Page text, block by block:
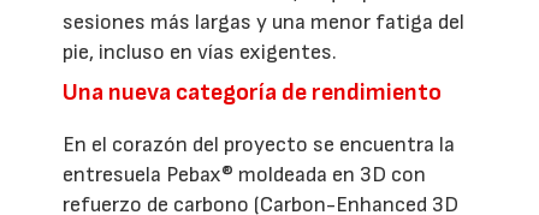
sesiones más largas y una menor fatiga del
pie, incluso en vías exigentes.
Una nueva categoría de rendimiento
En el corazón del proyecto se encuentra la
entresuela Pebax® moldeada en 3D con
refuerzo de carbono (Carbon-Enhanced 3D